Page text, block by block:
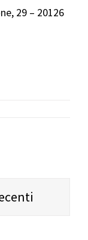
29 – 20126